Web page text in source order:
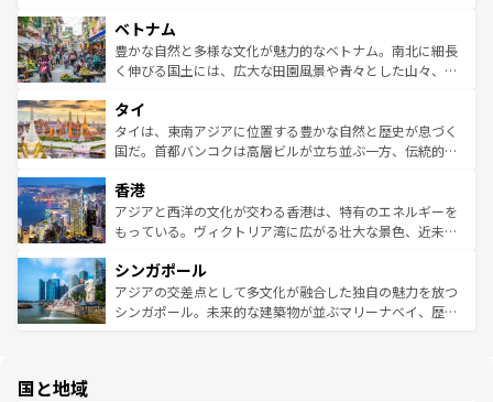
参照してほしい。
容にもいいと評判のスイーツなど、バラエティ豊かな料理
が味わえる。 なお、新着の台湾情報は コンテンツ一覧を参
照してほしい。
き、地方に足を延ばせば四季折々の自然美を楽しむことが
できる。そして、キムチや焼肉、絶品のストリートフード
まで、さまざまな韓国料理が待っている。夜には、韓国な
リティに包まれながら、韓国の多彩な魅力を心ゆくまで味
わってみてほしい。 なお、新着の韓国情報はコンテンツ一
覧を参照してほしい。
ベトナム
豊かな自然と多様な文化が魅力的なベトナム。南北に細長
く伸びる国土には、広大な田園風景や青々とした山々、世
急速な発展と共に伝統が息づく。ハノイの古い町並みやホ
ーチミン市のフランス統治時代の建物も、独特の雰囲気を
醸し出している。また、バラエティの豊かさとおいしさで
とつ。フォーやバインミー、ベトナムコーヒーなどは、ぜ
ひ現地で味わいたい。どの地域を訪れてもあたたかい人々
が旅行者を迎えてくれるので、きっと忘れられない旅にな
参照してほしい。
タイ
タイは、東南アジアに位置する豊かな自然と歴史が息づく
国だ。首都バンコクは高層ビルが立ち並ぶ一方、伝統的な
の活気が交差している。北部ではチェンマイなどの山岳地
帯で自然と触れ合い、南部ではプーケットやクラビの美し
いビーチでリゾート気分を楽しむことができる。タイ料理
激する。気候は一年中温暖で、どの季節にも異なる楽しみ
が待っている。親しみやすいタイの人々、仏教を中心とし
た文化、そして多様な観光資源が、訪れる旅人を魅了し続
香港
アジアと西洋の文化が交わる香港は、特有のエネルギーを
もっている。ヴィクトリア湾に広がる壮大な景色、近未来
み、どこを訪れても感動するはず。観光スポットが密集し
ており、効率よく見どころを回れるのも魅力。息をのむよ
うな絶景から文化的な体験まで、香港を存分に楽しみ尽く
シンガポール
アジアの交差点として多文化が融合した独自の魅力を放つ
シンガポール。未来的な建築物が並ぶマリーナベイ、歴史
国と地域